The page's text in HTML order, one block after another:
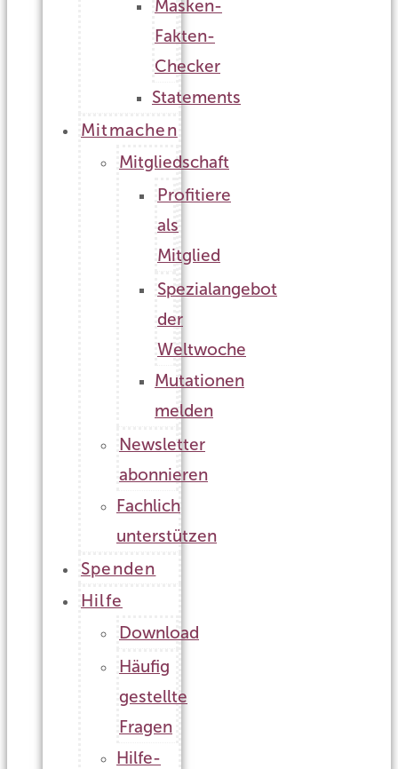
Masken-
Fakten-
Checker
Statements
Mitmachen
Mitgliedschaft
Profitiere
als
Mitglied
Spezialangebot
der
Weltwoche
Mutationen
melden
Newsletter
abonnieren
Fachlich
unterstützen
Spenden
Hilfe
Download
Häufig
gestellte
Fragen
Hilfe-